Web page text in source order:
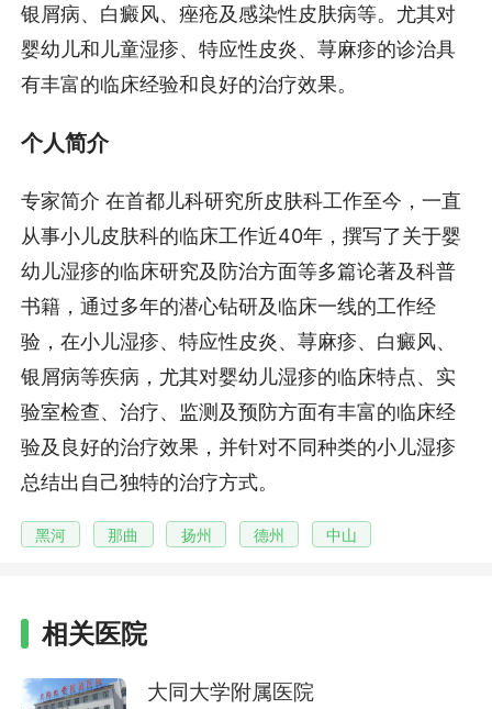
银屑病、白癜风、痤疮及感染性皮肤病等。尤其对
婴幼儿和儿童湿疹、特应性皮炎、荨麻疹的诊治具
有丰富的临床经验和良好的治疗效果。
个人简介
专家简介 在首都儿科研究所皮肤科工作至今，一直
从事小儿皮肤科的临床工作近40年，撰写了关于婴
幼儿湿疹的临床研究及防治方面等多篇论著及科普
书籍，通过多年的潜心钻研及临床一线的工作经
验，在小儿湿疹、特应性皮炎、荨麻疹、白癜风、
银屑病等疾病，尤其对婴幼儿湿疹的临床特点、实
验室检查、治疗、监测及预防方面有丰富的临床经
验及良好的治疗效果，并针对不同种类的小儿湿疹
总结出自己独特的治疗方式。
黑河 那曲 扬州 德州 中山
相关医院
大同大学附属医院